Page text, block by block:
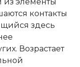
контакты
здесь
Возрастает